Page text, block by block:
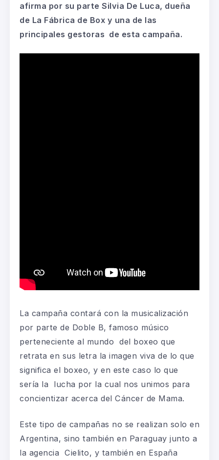
afirma por su parte Silvia De Luca, dueña
de La Fábrica de Box y una de las
principales gestoras de esta campaña.
La campaña contará con la musicalización
por parte de Doble B, famoso músico
perteneciente al mundo del boxeo que
retrata en sus letra la imagen viva de lo que
significa el boxeo, y en este caso lo que
sería la lucha por la cual nos unimos para
concientizar acerca del Cáncer de Mama.
Este tipo de campañas no se realizan solo en
Argentina, sino también en Paraguay junto a
la agencia Cielito, y también en España